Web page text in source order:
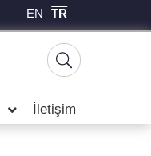
EN TR
İletişim